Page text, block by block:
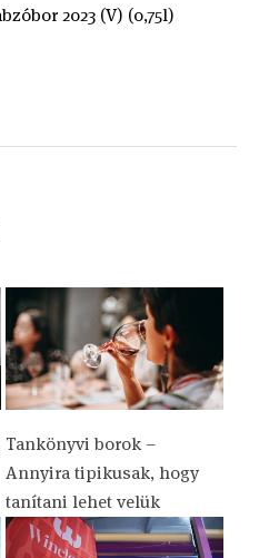
2023 (V) (0,75l)
Tankönyvi borok –
Annyira tipikusak, hogy
tanítani lehet velük